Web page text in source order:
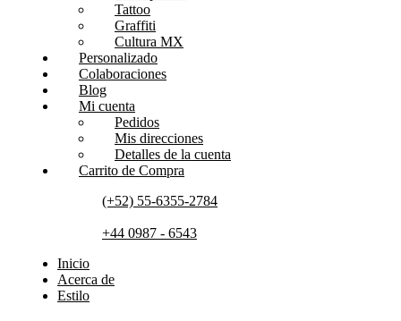
Tattoo
Graffiti
Cultura MX
Personalizado
Colaboraciones
Blog
Mi cuenta
Pedidos
Mis direcciones
Detalles de la cuenta
Carrito de Compra
(+52) 55-6355-2784
+44 0987 - 6543
Inicio
Acerca de
Estilo